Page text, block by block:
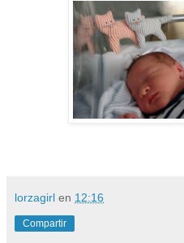
lorzagirl en 12:16
Compartir